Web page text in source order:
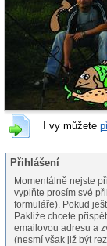
I vy můžete
Přihlášení
Momentálně nejste
vyplňte prosím své
formuláře).
Pakliže chcete
emailovou adresu a
(nesmí však již být